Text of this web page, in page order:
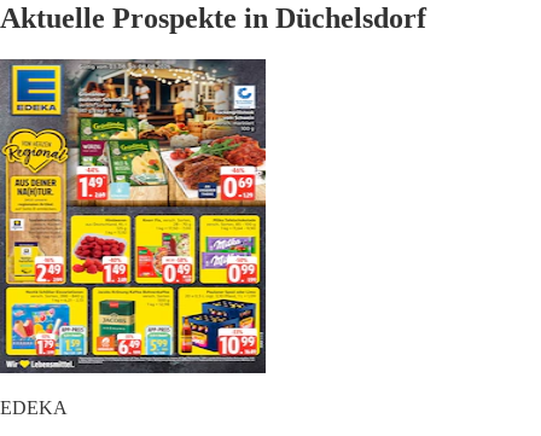
Aktuelle Prospekte in Düchelsdorf
EDEKA